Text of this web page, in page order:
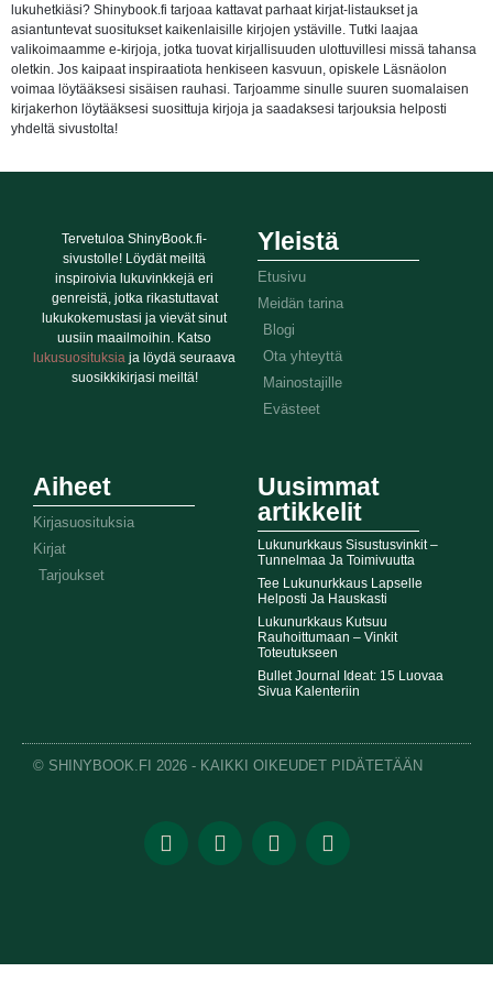
lukuhetkiäsi? Shinybook.fi tarjoaa kattavat parhaat kirjat-listaukset ja
asiantuntevat suositukset kaikenlaisille kirjojen ystäville. Tutki laajaa
valikoimaamme e-kirjoja, jotka tuovat kirjallisuuden ulottuvillesi missä tahansa
oletkin. Jos kaipaat inspiraatiota henkiseen kasvuun, opiskele Läsnäolon
voimaa löytääksesi sisäisen rauhasi. Tarjoamme sinulle suuren suomalaisen
kirjakerhon löytääksesi suosittuja kirjoja ja saadaksesi tarjouksia helposti
yhdeltä sivustolta!
Tervetuloa ShinyBook.fi-
sivustolle! Löydät meiltä
inspiroivia lukuvinkkejä eri
genreistä, jotka rikastuttavat
lukukokemustasi ja vievät sinut
uusiin maailmoihin. Katso
lukusuosituksia ja löydä seuraava
suosikkikirjasi meiltä!
Yleistä
Etusivu
Meidän tarina
Blogi
Ota yhteyttä
Mainostajille
Evästeet
Aiheet
Kirjasuosituksia
Kirjat
Tarjoukset
Uusimmat
artikkelit
Lukunurkkaus Sisustusvinkit –
Tunnelmaa Ja Toimivuutta
Tee Lukunurkkaus Lapselle
Helposti Ja Hauskasti
Lukunurkkaus Kutsuu
Rauhoittumaan – Vinkit
Toteutukseen
Bullet Journal Ideat: 15 Luovaa
Sivua Kalenteriin
© SHINYBOOK.FI 2026 - KAIKKI OIKEUDET PIDÄTETÄÄN